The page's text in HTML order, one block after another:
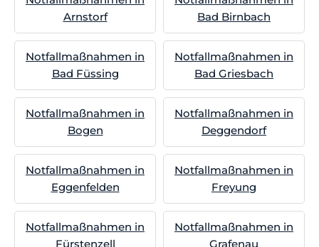
Arnstorf
Bad Birnbach
Notfallmaßnahmen in
Bad Füssing
Notfallmaßnahmen in
Bad Griesbach
Notfallmaßnahmen in
Bogen
Notfallmaßnahmen in
Deggendorf
Notfallmaßnahmen in
Eggenfelden
Notfallmaßnahmen in
Freyung
Notfallmaßnahmen in
Fürstenzell
Notfallmaßnahmen in
Grafenau